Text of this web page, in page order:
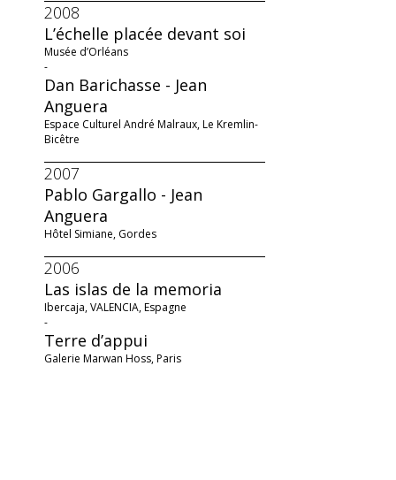
2008
L’échelle placée devant soi
Musée d’Orléans
-
Dan Barichasse - Jean
Anguera
Espace Culturel André Malraux, Le Kremlin-
Bicêtre
2007
Pablo Gargallo - Jean
Anguera
Hôtel Simiane, Gordes
2006
Las islas de la memoria
Ibercaja, VALENCIA, Espagne
-
Terre d’appui
Galerie Marwan Hoss, Paris